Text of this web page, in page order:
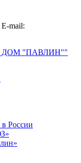
mail:
"ПАВЛИН""
России